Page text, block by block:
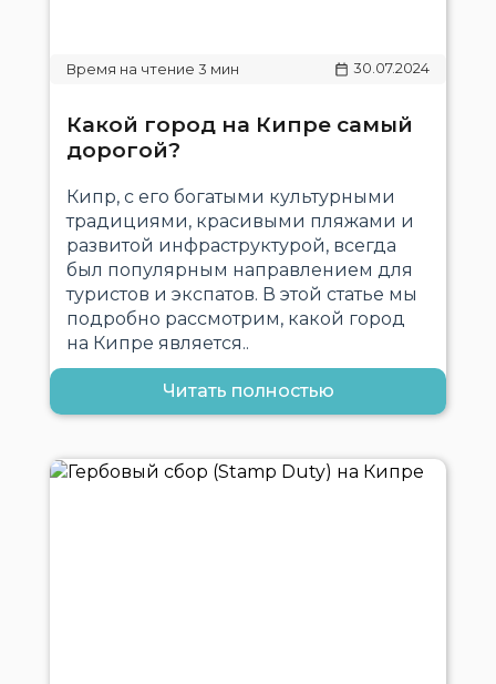
30.07.2024
Какой город на Кипре самый
дорогой?
Кипр, с его богатыми культурными
традициями, красивыми пляжами и
развитой инфраструктурой, всегда
был популярным направлением для
туристов и экспатов. В этой статье мы
подробно рассмотрим, какой город
на Кипре является..
Читать полностью